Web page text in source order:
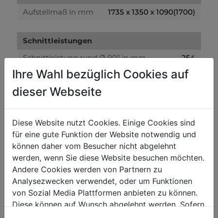
Aufstellmaß in mm 1735 x 1350 x 1090(1700)
Schnittleistungen
Schnittleistung rund Ø 90° in mm
254
Schnittleistung rund Ø 45° in mm
254
Schnittleistung LxH 90° in mm
Schnittleistung LxH 45° in mm
205 x 254
Schnittleistung quadratisch 90° in mm
254
Lautstärke und Vibrationen:
Schall-Leistungspegel in dB(A)
Schall-Druckpegel in dB(A)
74,3
Ihre Wahl bezüglich Cookies auf
dieser Webseite
Diese Website nutzt Cookies. Einige Cookies sind
für eine gute Funktion der Website notwendig und
können daher vom Besucher nicht abgelehnt
werden, wenn Sie diese Website besuchen möchten.
Andere Cookies werden von Partnern zu
Analysezwecken verwendet, oder um Funktionen
von Sozial Media Plattformen anbieten zu können.
Diese können auf Wunsch abgelehnt werden. Sofern